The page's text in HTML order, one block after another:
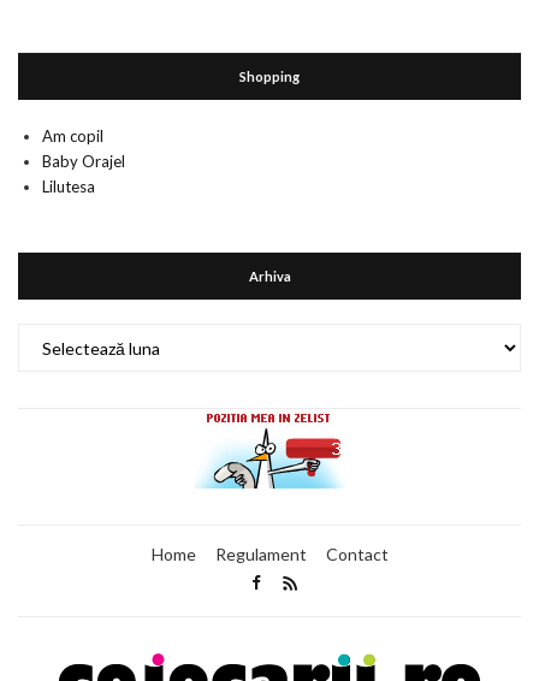
Shopping
Am copil
Baby Orajel
Lilutesa
Arhiva
Home Regulament Contact